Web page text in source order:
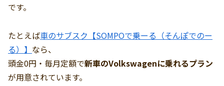
です。
たとえば車のサブスク【SOMPOで乗ーる（そんぽでのー
る）】 なら、
頭金0円・毎月定額で新車のVolkswagenに乗れるプラン
が用意されています。